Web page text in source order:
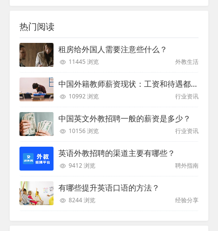
热门阅读
租房给外国人需要注意些什么？
11445 浏览 外教生活
中国外籍教师薪资现状：工资和待遇都非常高
10992 浏览 行业资讯
中国英文外教招聘一般的薪资是多少？
10156 浏览 行业资讯
英语外教招聘的渠道主要有哪些？
9412 浏览 聘外指南
有哪些提升英语口语的方法？
8244 浏览 经验分享